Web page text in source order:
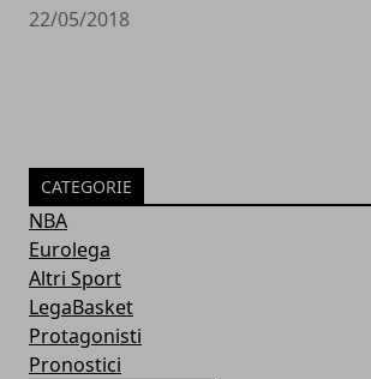
22/05/2018
CATEGORIE
NBA
Eurolega
Altri Sport
LegaBasket
Protagonisti
Pronostici